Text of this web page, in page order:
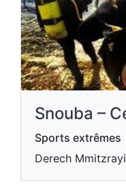
Snouba –
Sports extrêmes
Derech